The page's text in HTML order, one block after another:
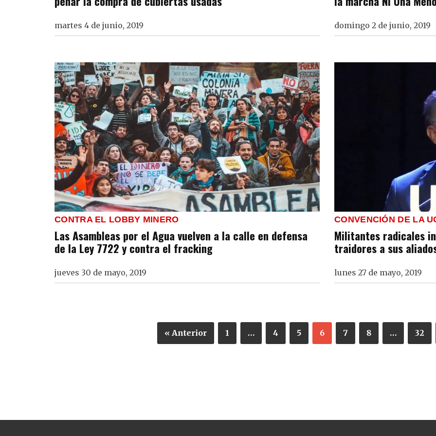
martes 4 de junio, 2019 domingo 2 de junio, 2019
CONTRA EL LOBBY MINERO
Las Asambleas por el Agua vuelven a la calle en defensa
de la Ley 7722 y contra el fracking
jueves 30 de mayo, 2019
CONVENCIÓN DE LA
Militantes radicales
traidores a sus
lunes 27 de mayo, 2019
« Anterior 1 … 4 5 6 7 8 … 32